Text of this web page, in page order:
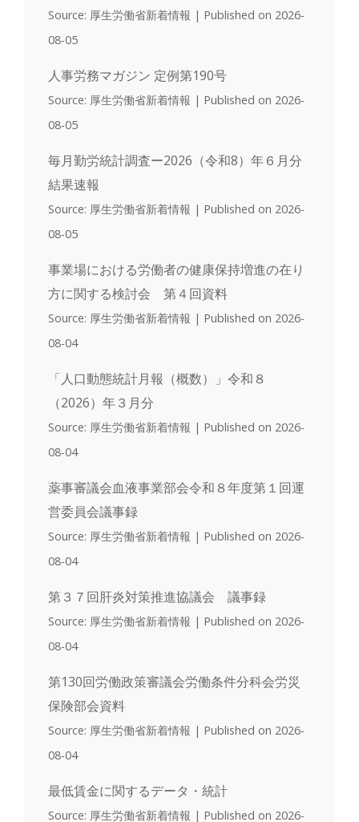
Source: 厚生労働省新着情報
Published on 2026-
08-05
人事労務マガジン 定例第190号
Source: 厚生労働省新着情報
Published on 2026-
08-05
毎月勤労統計調査ー2026（令和8）年６月分
結果速報
Source: 厚生労働省新着情報
Published on 2026-
08-05
事業場における労働者の健康保持増進の在り
方に関する検討会 第４回資料
Source: 厚生労働省新着情報
Published on 2026-
08-04
「人口動態統計月報（概数）」令和８
（2026）年３月分
Source: 厚生労働省新着情報
Published on 2026-
08-04
薬事審議会血液事業部会令和８年度第１回運
営委員会議事録
Source: 厚生労働省新着情報
Published on 2026-
08-04
第３７回肝炎対策推進協議会 議事録
Source: 厚生労働省新着情報
Published on 2026-
08-04
第130回労働政策審議会労働条件分科会労災
保険部会資料
Source: 厚生労働省新着情報
Published on 2026-
08-04
最低賃金に関するデータ・統計
Source: 厚生労働省新着情報 Published on 2026-